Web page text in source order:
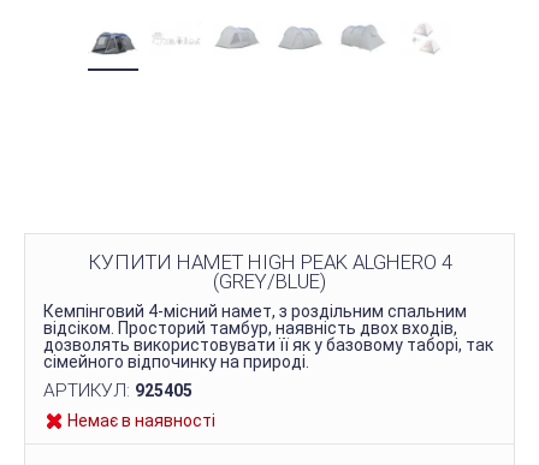
КУПИТИ НАМЕТ HIGH PEAK ALGHERO 4
(GREY/BLUE)
Кемпінговий 4-місний намет, з роздільним спальним
відсіком. Просторий тамбур, наявність двох входів,
дозволять використовувати її як у базовому таборі, так
сімейного відпочинку на природі.
АРТИКУЛ: 925405
Немає в наявності